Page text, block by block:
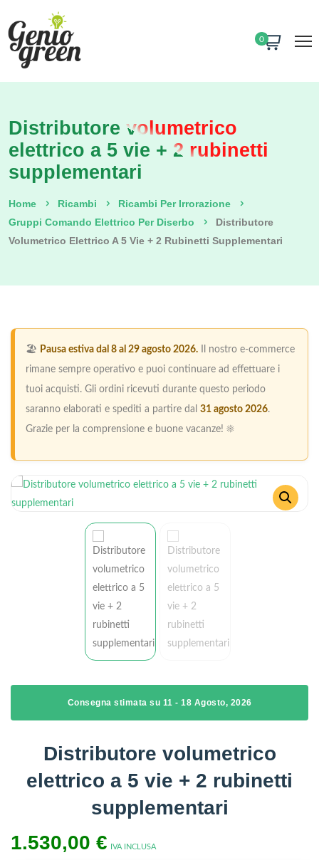
0
Distributore volumetrico
elettrico a 5 vie + 2 rubinetti
supplementari
Home Ricambi
Ricambi Per Irrorazione
Gruppi Comando Elettrico Per Diserbo
Distributore
Volumetrico Elettrico A 5 Vie + 2 Rubinetti Supplementari
🏖️ Pausa estiva dal 8 al 29 agosto 2026. Il nostro e-commerce
rimane sempre operativo e puoi continuare ad effettuare i
tuoi acquisti. Gli ordini ricevuti durante questo periodo
saranno elaborati e spediti a partire dal 31 agosto 2026.
Grazie per la comprensione e buone vacanze! ☀️
Consegna stimata su 11 - 18 Agosto, 2026
Distributore volumetrico
elettrico a 5 vie + 2 rubinetti
supplementari
1.530,00 € IVA INCLUSA